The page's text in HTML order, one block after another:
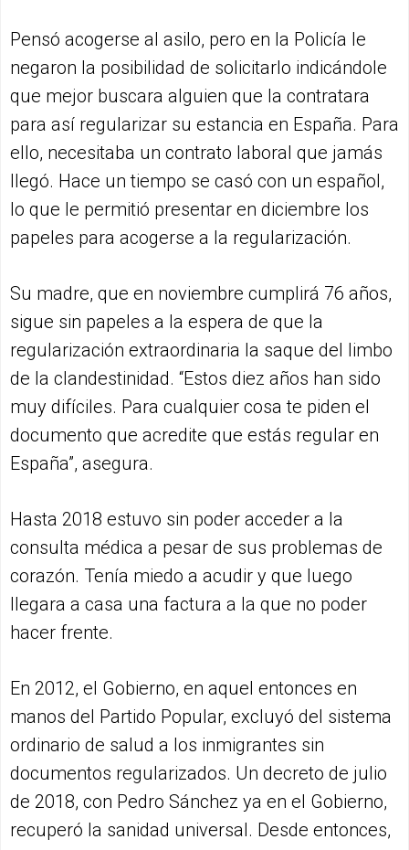
Pensó acogerse al asilo, pero en la Policía le
negaron la posibilidad de solicitarlo indicándole
que mejor buscara alguien que la contratara
para así regularizar su estancia en España. Para
ello, necesitaba un contrato laboral que jamás
llegó. Hace un tiempo se casó con un español,
lo que le permitió presentar en diciembre los
papeles para acogerse a la regularización.
Su madre, que en noviembre cumplirá 76 años,
sigue sin papeles a la espera de que la
regularización extraordinaria la saque del limbo
de la clandestinidad. “Estos diez años han sido
muy difíciles. Para cualquier cosa te piden el
documento que acredite que estás regular en
España”, asegura.
Hasta 2018 estuvo sin poder acceder a la
consulta médica a pesar de sus problemas de
corazón. Tenía miedo a acudir y que luego
llegara a casa una factura a la que no poder
hacer frente.
En 2012, el Gobierno, en aquel entonces en
manos del Partido Popular, excluyó del sistema
ordinario de salud a los inmigrantes sin
documentos regularizados. Un decreto de julio
de 2018, con Pedro Sánchez ya en el Gobierno,
recuperó la sanidad universal. Desde entonces,